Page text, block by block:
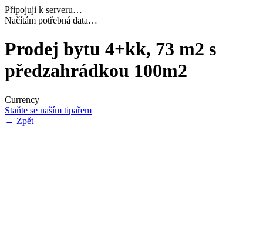
Připojuji k serveru…
Dokončuji inicializaci…
Prodej bytu 4+kk, 73 m2 s
předzahrádkou 100m2
Currency
Staňte se naším tipařem
← Zpět